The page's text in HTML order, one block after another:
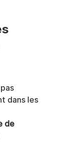
dans les
de